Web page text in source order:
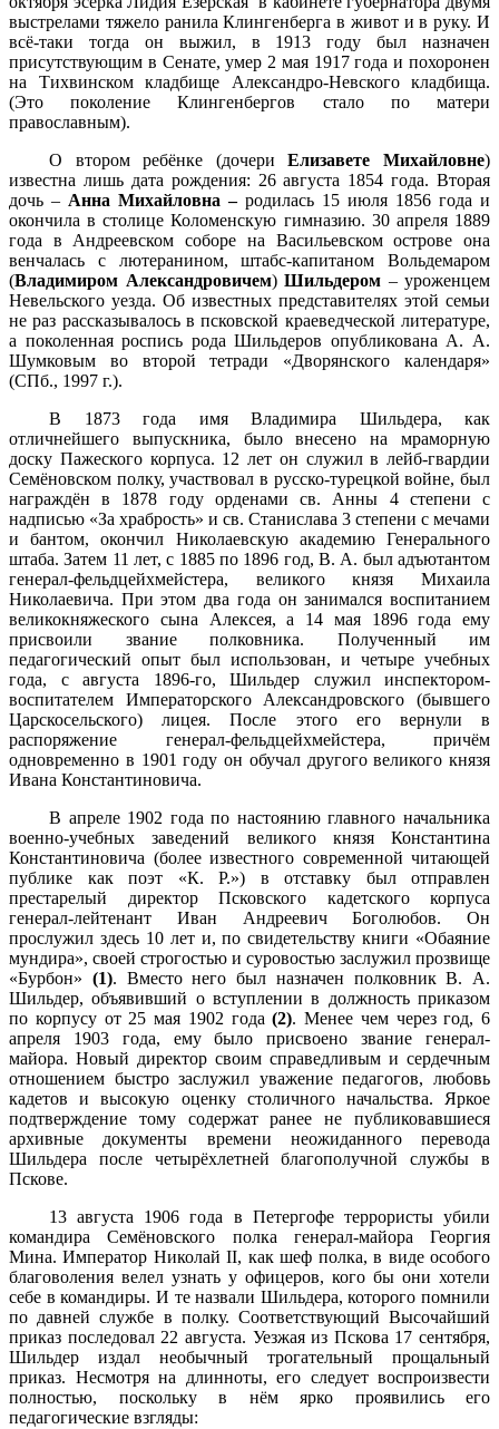
выстрелами тяжело ранила Клингенберга в живот и в руку. И
всё-таки тогда он выжил, в 1913 году был назначен
присутствующим в Сенате, умер 2 мая 1917 года и похоронен
на Тихвинском кладбище Александро-Невского кладбища.
(Это поколение Клингенбергов стало по матери
православным).
О втором ребёнке (дочериЕлизавете Михайловне)
известна лишь дата рождения: 26 августа 1854 года. Вторая
дочь – Анна Михайловна – родилась 15 июля 1856 года и
окончила в столице Коломенскую гимназию. 30 апреля 1889
года в Андреевском соборе на Васильевском острове она
венчалась с лютеранином, штабс-капитаном Вольдемаром
(Владимиром Александровичем) Шильдером – уроженцем
Невельского уезда. Об известных представителях этой семьи
не раз рассказывалось в псковской краеведческой литературе,
а поколенная роспись рода Шильдеров опубликована А. А.
Шумковым во второй тетради «Дворянского календаря»
(СПб., 1997 г.).
В 1873 года имя Владимира Шильдера, как
отличнейшего выпускника, было внесено на мраморную
доску Пажеского корпуса. 12 лет он служил в лейб-гвардии
Семёновском полку, участвовал в русско-турецкой войне, был
награждён в 1878 году орденами св. Анны 4 степени с
надписью «За храбрость» и св. Станислава 3 степени с мечами
и бантом, окончил Николаевскую академию Генерального
штаба. Затем 11 лет, с 1885 по 1896 год, В. А. был адъютантом
генерал-фельдцейхмейстера, великого князя Михаила
Николаевича. При этом два года он занимался воспитанием
великокняжеского сына Алексея, а 14 мая 1896 года ему
присвоили звание полковника. Полученный им
педагогический опыт был использован, и четыре учебных
года, с августа 1896-го, Шильдер служил инспектором-
воспитателем Императорского Александровского (бывшего
Царскосельского) лицея. После этого его вернули в
распоряжение генерал-фельдцейхмейстера, причём
одновременно в 1901 году он обучал другого великого князя
Ивана Константиновича.
В апреле 1902 года по настоянию главного начальника
военно-учебных заведений великого князя Константина
Константиновича (более известного современной читающей
публике как поэт «К. Р.») в отставку был отправлен
престарелый директор Псковского кадетского корпуса
генерал-лейтенант Иван Андреевич Боголюбов. Он
прослужил здесь 10 лет и, по свидетельству книги «Обаяние
мундира», своей строгостью и суровостью заслужил прозвище
«Бурбон» (1). Вместо него был назначен полковник В. А.
Шильдер, объявивший о вступлении в должность приказом
по корпусу от 25 мая 1902 года(2). Менее чем через год, 6
апреля 1903 года, ему было присвоено звание генерал-
майора. Новый директор своим справедливым и сердечным
отношением быстро заслужил уважение педагогов, любовь
кадетов и высокую оценку столичного начальства. Яркое
подтверждение тому содержат ранее не публиковавшиеся
архивные документы времени неожиданного перевода
Шильдера после четырёхлетней благополучной службы в
Пскове.
13 августа 1906 года в Петергофе террористы убили
командира Семёновского полка генерал-майора Георгия
Мина. Император Николай II, как шеф полка, в виде особого
благоволения велел узнать у офицеров, кого бы они хотели
себе в командиры. И те назвали Шильдера, которого помнили
по давней службе в полку. Соответствующий Высочайший
приказ последовал 22 августа. Уезжая из Пскова 17 сентября,
Шильдер издал необычный трогательный прощальный
приказ. Несмотря на длинноты, его следует воспроизвести
полностью, поскольку в нём ярко проявились его
педагогические взгляды: